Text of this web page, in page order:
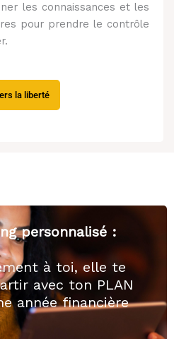
les connaissances et les
pour prendre le contrôle
la liberté
personnalisé :
à toi, elle te
avec ton PLAN
année financière